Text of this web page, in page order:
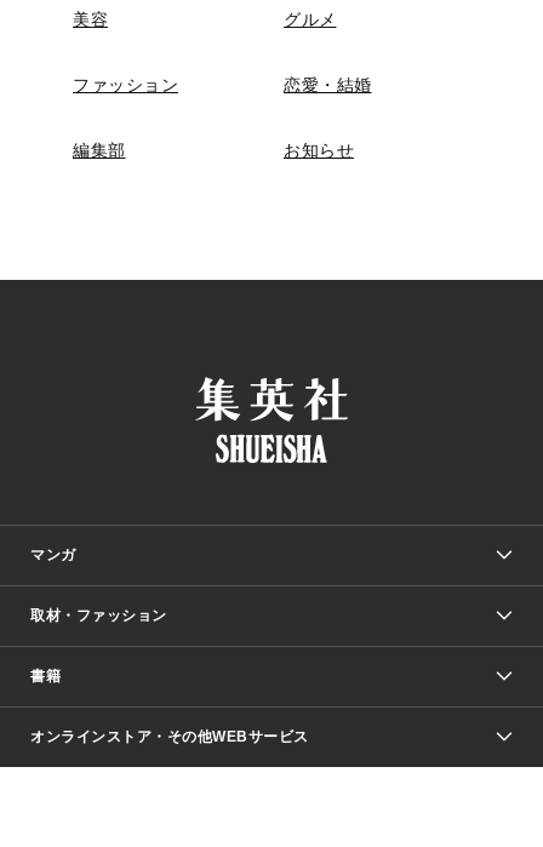
美容 グルメ
ファッション 恋愛・結婚
編集部 お知らせ
マンガ
少年マンガ
Vジャンプ
週刊ヤングジャンプ
少女マンガ
取材・ファッション
Seventeen
芸能・情報・スポーツ
書籍
文芸・文庫・総合
オンラインストア・その他WEBサービス